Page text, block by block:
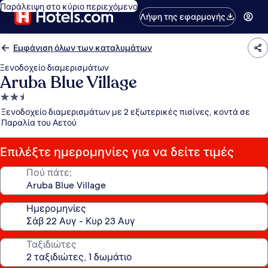
Παράλειψη στο κύριο περιεχόμενο
Λήψη της εφαρμογής
Εμφάνιση όλων των καταλυμάτων
Ξενοδοχείο διαμερισμάτων
Aruba Blue Village
Κατάλυμα
με
2.5
αστέρια
Ξενοδοχείο διαμερισμάτων με 2 εξωτερικές πισίνες, κοντά σε
Παραλία του Αετού
Επιλέξτε ημερομηνίες για να δείτε τιμές
Πού πάτε;
Ημερομηνίες
Ταξιδιώτες